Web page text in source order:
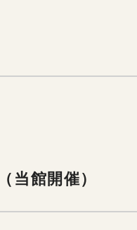
個展 界の仕切り
当館開催）